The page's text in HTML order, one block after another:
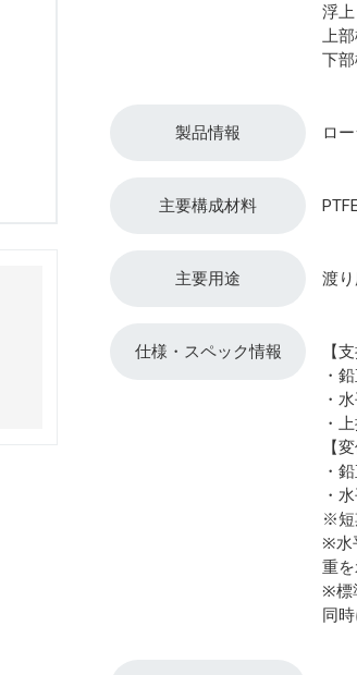
浮
上
下
製品情報 ロ
主要構成材料
主要用途 渡
仕様・スペック情報
【
・
・
・
【
・
・
※短
※水
重を
※標
同